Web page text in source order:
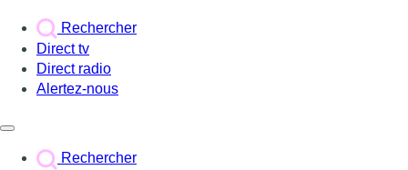
Rechercher
Direct tv
Direct radio
Alertez-nous
Rechercher